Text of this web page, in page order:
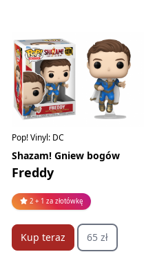
Pop! Vinyl: DC
Shazam! Gniew bogów
Freddy
2 + 1 za złotówkę
Kup teraz 65 zł